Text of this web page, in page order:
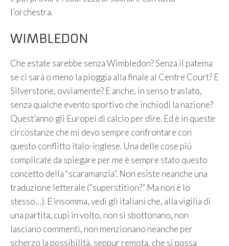
l’orchestra.
WIMBLEDON
Che estate sarebbe senza Wimbledon? Senza il patema
se ci sarà o meno la pioggia alla finale al Centre Court? E
Silverstone, ovviamente? E anche, in senso traslato,
senza qualche evento sportivo che inchiodi la nazione?
Quest’anno gli Europei di calcio per dire. Ed è in queste
circostanze che mi devo sempre confrontare con
questo conflitto italo-inglese. Una delle cose più
complicate da spiegare per me è sempre stato questo
concetto della “scaramanzia”. Non esiste neanche una
traduzione letterale (“superstition?” Ma non è lo
stesso…). E insomma, vedi gli italiani che, alla vigilia di
una partita, cupi in volto, non si sbottonano, non
lasciano commenti, non menzionano neanche per
scherzo la possibilità, seppur remota, che si possa